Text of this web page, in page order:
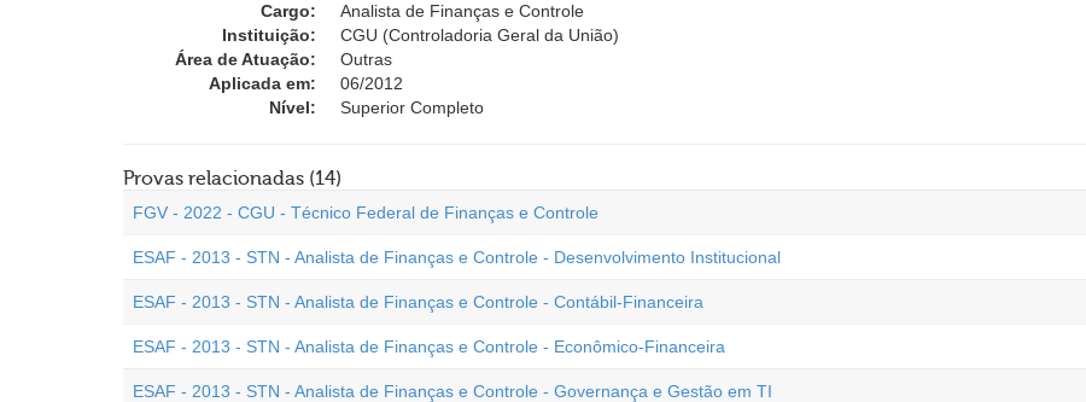
Cargo:
Analista de Finanças e Controle
Instituição:
CGU (Controladoria Geral da União)
Área de Atuação:
Outras
Aplicada em:
06/2012
Nível:
Superior Completo
Provas relacionadas (14)
FGV - 2022 - CGU - Técnico Federal de Finanças e Controle
ESAF - 2013 - STN - Analista de Finanças e Controle - Desenvolvimento Institucional
ESAF - 2013 - STN - Analista de Finanças e Controle - Contábil-Financeira
ESAF - 2013 - STN - Analista de Finanças e Controle - Econômico-Financeira
ESAF - 2013 - STN - Analista de Finanças e Controle - Governança e Gestão em TI